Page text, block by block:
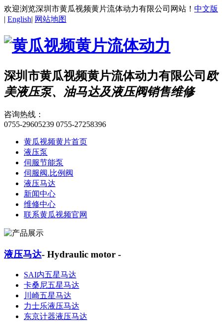
欢迎浏览深圳市黄瓜视频黄片流体动力有限公司网站！ 中文版
| English| 网站地图
深圳市黄瓜视频黄片流体动力有限公司 欧
美液压泵、油马达及液压阀销售维修
咨询热线：
0755-29605239 0755-27258396
黄瓜视频黄片首页
液压泵
伺服节能泵
伺服阀.比例阀
液压马达
新闻中心
维修中心
联系黄瓜视频官网
液压马达- Hydraulic motor -
SAI内五星马达
卡桑尼五星马达
川崎五星马达
力士乐液压马达
东京计器液压马达